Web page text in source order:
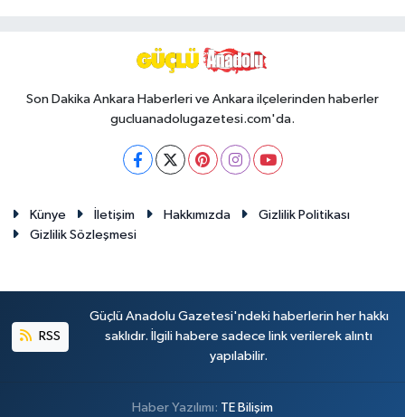
Son Dakika Ankara Haberleri ve Ankara ilçelerinden haberler
gucluanadolugazetesi.com'da.
Künye İletişim Hakkımızda
Gizlilik Politikası
Gizlilik Sözleşmesi
RSS
Güçlü Anadolu Gazetesi'ndeki haberlerin her hakkı
saklıdır. İlgili habere sadece link verilerek alıntı
yapılabilir.
Haber Yazılımı: TE Bilişim